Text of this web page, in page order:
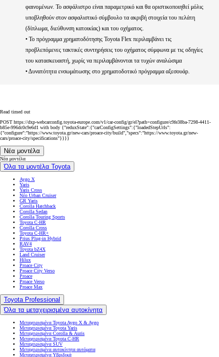
φαινομένων. Το ασφάλιστρο είναι παραμετρικό και θα οριστικοποιηθεί μόλις
υποβληθούν στον ασφαλιστικό σύμβουλο τα ακριβή στοιχεία του πελάτη
(δίπλωμα, διεύθυνση κατοικίας) και του οχήματος.
• Το πρόγραμμα χρηματοδότησης Toyota Flex περιλαμβάνει τις
προβλεπόμενες τακτικές συντηρήσεις του οχήματος σύμφωνα με τις οδηγίες
του κατασκευαστή, χωρίς να περιλαμβάνονται τα τυχών αναλώσιμα
• Δυνατότητα ενσωμάτωσης στο χρηματοδοτικό πρόγραμμα αξεσουάρ.
Read timed out
POST https://dxp-webcarconfig.toyota-europe.com/v1/car-config/gr/el?path=configure/c9fe38ba-7298-4411-
b85e-996dc0c9e6d1 with body {"reduxState":{"carConfigSettings":{"loadedStepUrls":
{"configure":"https://www.toyota.gr/new-cars/proace-city/build","specs":"https://www.toyota.gr/new-
cars/proace-city/specifications"}}}}
Νέα μοντέλα
Νέα μοντέλα
Όλα τα μοντέλα Toyota
Aygo X
Yaris
Yaris Cross
Νέο Urban Cruiser
GR Yaris
Corolla Hatchback
Corolla Sedan
Corolla Touring Sports
Toyota C-HR
Corolla Cross
Toyota C-HR+
Prius Plug-in Hybrid
RAV4
Toyota bZ4X
Land Cruiser
Hilux
Proace City
Proace City Verso
Proace
Proace Verso
Proace Max
Toyota Professional
Όλα τα μεταχειρισμένα αυτοκίνητα
Μεταχειρισμένα Toyota Aygo X & Aygo
Μεταχειρισμένα Toyota Yaris
Μεταχειρισμένα Corolla & Auris
Μεταχειρισμένα Toyota C-HR
Μεταχειρισμένα SUV
Μεταχειρισμένα αυτοκίνητα αυτόματα
Μεταχειρισμένα Υβριδικά